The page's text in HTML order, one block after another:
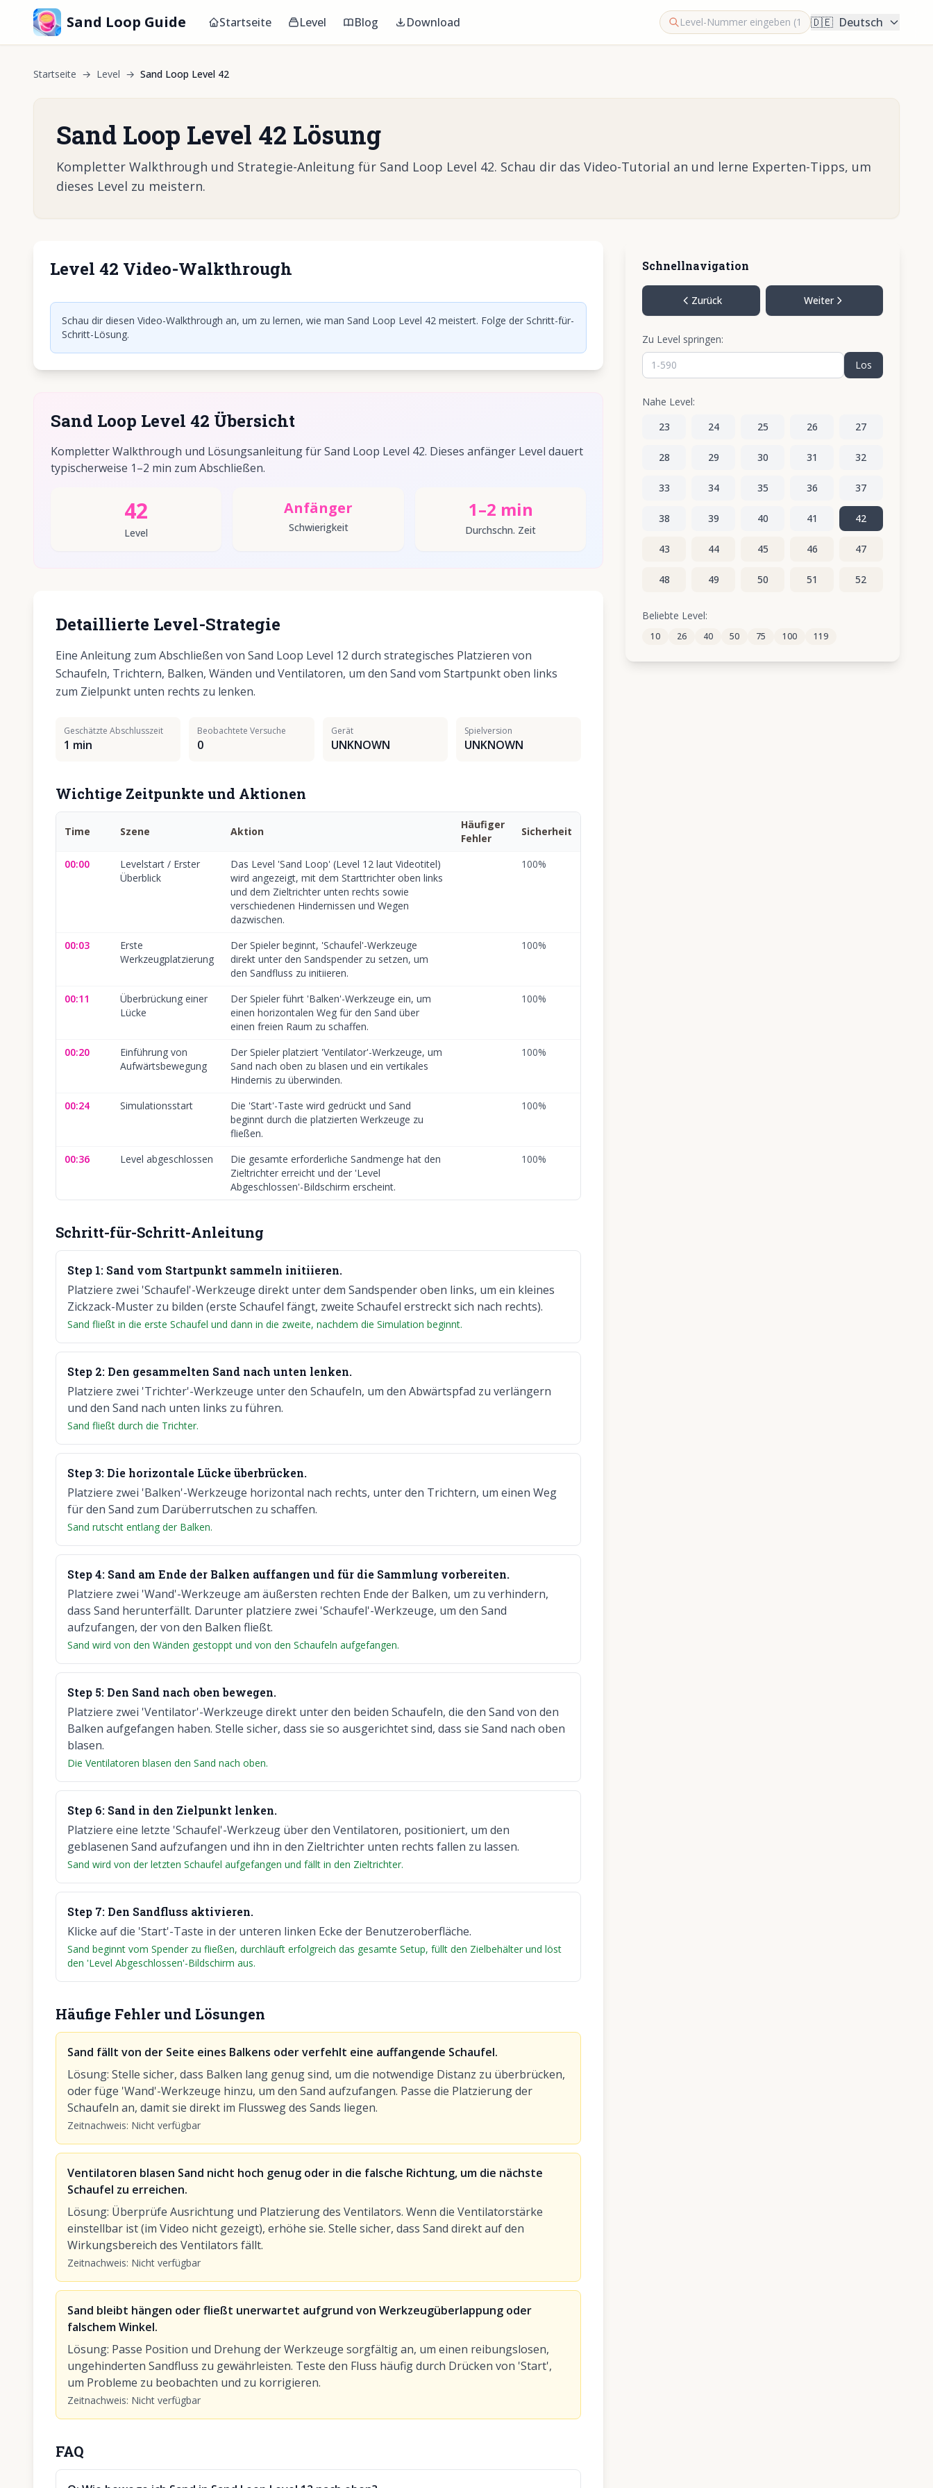
Sand Loop Guide Startseite Level Blog Download 🇩🇪 Deutsch
Startseite → Level → Sand Loop Level 42
Sand Loop Level 42 Lösung
Kompletter Walkthrough und Strategie-Anleitung für Sand Loop Level 42. Schau dir das Video-Tutorial an und lerne Experten-Tipps, um
dieses Level zu meistern.
Level 42 Video-WalkthroughKlicken, um Video abzuspielen
Schau dir diesen Video-Walkthrough an, um zu lernen, wie man Sand Loop Level 42 meistert. Folge der Schritt-für-
Schritt-Lösung.
Sand Loop Level 42 Übersicht
Kompletter Walkthrough und Lösungsanleitung für Sand Loop Level 42. Dieses anfänger Level dauert
typischerweise 1–2 min zum Abschließen.
42
Level
Anfänger
Schwierigkeit
1–2 min
Durchschn. Zeit
Detaillierte Level-Strategie
Eine Anleitung zum Abschließen von Sand Loop Level 12 durch strategisches Platzieren von
Schaufeln, Trichtern, Balken, Wänden und Ventilatoren, um den Sand vom Startpunkt oben links
zum Zielpunkt unten rechts zu lenken.
Geschätzte Abschlusszeit
1 min
Beobachtete Versuche
0
Gerät
UNKNOWN
Spielversion
UNKNOWN
Wichtige Zeitpunkte und Aktionen
Time Szene Aktion
Häufiger
Fehler
Sicherheit
00:00
Levelstart / Erster
Überblick
Das Level 'Sand Loop' (Level 12 laut Videotitel)
wird angezeigt, mit dem Starttrichter oben links
und dem Zieltrichter unten rechts sowie
verschiedenen Hindernissen und Wegen
dazwischen.
100%
00:03
Erste
Werkzeugplatzierung
Der Spieler beginnt, 'Schaufel'-Werkzeuge
direkt unter den Sandspender zu setzen, um
den Sandfluss zu initiieren.
100%
00:11
Überbrückung einer
Lücke
Der Spieler führt 'Balken'-Werkzeuge ein, um
einen horizontalen Weg für den Sand über
einen freien Raum zu schaffen.
100%
00:20
Einführung von
Aufwärtsbewegung
Der Spieler platziert 'Ventilator'-Werkzeuge, um
Sand nach oben zu blasen und ein vertikales
Hindernis zu überwinden.
100%
00:24 Simulationsstart
Die 'Start'-Taste wird gedrückt und Sand
beginnt durch die platzierten Werkzeuge zu
fließen.
100%
00:36 Level abgeschlossen
Die gesamte erforderliche Sandmenge hat den
Zieltrichter erreicht und der 'Level
Abgeschlossen'-Bildschirm erscheint.
100%
Schritt-für-Schritt-Anleitung
Step 1: Sand vom Startpunkt sammeln initiieren.
Platziere zwei 'Schaufel'-Werkzeuge direkt unter dem Sandspender oben links, um ein kleines
Zickzack-Muster zu bilden (erste Schaufel fängt, zweite Schaufel erstreckt sich nach rechts).
Sand fließt in die erste Schaufel und dann in die zweite, nachdem die Simulation beginnt.
Step 2: Den gesammelten Sand nach unten lenken.
Platziere zwei 'Trichter'-Werkzeuge unter den Schaufeln, um den Abwärtspfad zu verlängern
und den Sand nach unten links zu führen.
Sand fließt durch die Trichter.
Step3: Die horizontale Lücke überbrücken.
Platziere zwei 'Balken'-Werkzeuge horizontal nach rechts, unter den Trichtern, um einen Weg
für den Sand zum Darüberrutschen zu schaffen.
Sand rutscht entlang der Balken.
Step4: Sand am Ende der Balken auffangen und für die Sammlung vorbereiten.
Platziere zwei 'Wand'-Werkzeuge am äußersten rechten Ende der Balken, um zu verhindern,
dass Sand herunterfällt. Darunter platziere zwei 'Schaufel'-Werkzeuge, um den Sand
aufzufangen, der von den Balken fließt.
Sand wird von den Wänden gestoppt und von den Schaufeln aufgefangen.
Step 5: Den Sand nach oben bewegen.
Platziere zwei 'Ventilator'-Werkzeuge direkt unter den beiden Schaufeln, die den Sand von den
Balken aufgefangen haben. Stelle sicher, dass sie so ausgerichtet sind, dass sie Sand nach oben
blasen.
Die Ventilatoren blasen den Sand nach oben.
Step 6: Sand in den Zielpunkt lenken.
Platziere eine letzte 'Schaufel'-Werkzeug über den Ventilatoren, positioniert, um den
geblasenen Sand aufzufangen und ihn in den Zieltrichter unten rechts fallen zu lassen.
Sand wird von der letzten Schaufel aufgefangen und fällt in den Zieltrichter.
Step 7: Den Sandfluss aktivieren.
Klicke auf die 'Start'-Taste in der unteren linken Ecke der Benutzeroberfläche.
Sand beginnt vom Spender zu fließen, durchläuft erfolgreich das gesamte Setup, füllt den Zielbehälter und löst
den 'Level Abgeschlossen'-Bildschirm aus.
Häufige Fehler und Lösungen
Sand fällt von der Seite eines Balkens oder verfehlt eine auffangende Schaufel.
Lösung: Stelle sicher, dass Balken lang genug sind, um die notwendige Distanz zu überbrücken,
oder füge 'Wand'-Werkzeuge hinzu, um den Sand aufzufangen. Passe die Platzierung der
Schaufeln an, damit sie direkt im Flussweg des Sands liegen.
Zeitnachweis: Nicht verfügbar
Ventilatoren blasen Sand nicht hoch genug oder in die falsche Richtung, um die nächste
Schaufel zu erreichen.
Lösung: Überprüfe Ausrichtung und Platzierung des Ventilators. Wenn die Ventilatorstärke
einstellbar ist (im Video nicht gezeigt), erhöhe sie. Stelle sicher, dass Sand direkt auf den
Wirkungsbereich des Ventilators fällt.
Zeitnachweis: Nicht verfügbar
Sand bleibt hängen oder fließt unerwartet aufgrund von Werkzeugüberlappung oder
falschem Winkel.
Lösung: Passe Position und Drehung der Werkzeuge sorgfältig an, um einen reibungslosen,
ungehinderten Sandfluss zu gewährleisten. Teste den Fluss häufig durch Drücken von 'Start',
um Probleme zu beobachten und zu korrigieren.
Zeitnachweis: Nicht verfügbar
FAQ
Schnellnavigation
Zurück Weiter
Zu Level springen:
Los
Nahe Level:
23
24 25 26 27
28 29 30 31 32
33 34 35 36 37
38 39 40 41 42
43 44 45 46 47
48 49 50 51 52
53
58 59 60 61
Beliebte Level:
10 26 40 50 75 100 119